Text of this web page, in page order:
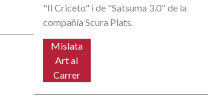
"Il Criceto" i de "Satsuma 3.0" de la
compañía Scura Plats.
Mislata
Art al
Carrer